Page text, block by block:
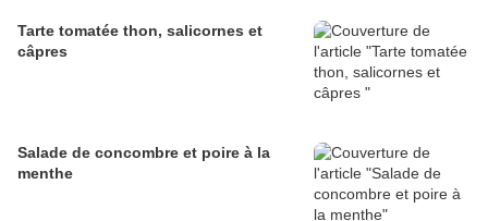
Tarte tomatée thon, salicornes et
câpres
Salade de concombre et poire à la
menthe